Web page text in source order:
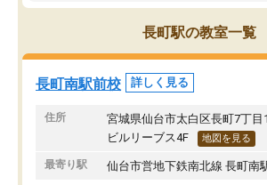
ブルでびっくりしました。
通って1年以上ですが、勉強への取り組
み方が真っすぐに変化（率先して自宅
で復習や予習をする）し成績も向上し
ています。
駅前なので送り迎えが少々負担になっ
ていますが、それを加味しても通って
損はないなと感じています。
長町駅の教室一覧
長町南駅前校 詳しく見る
住所
宮城県仙台市太白区長町7丁目
ビルリーブス4F
地図を見る
最寄り駅 仙台市営地下鉄南北線 長町南